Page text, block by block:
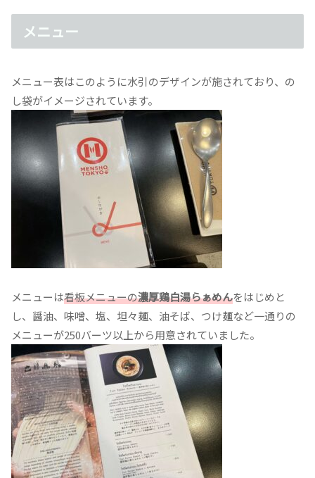
メニュー
メニュー表はこのように水引のデザインが施されており、の
し袋がイメージされています。
メニューは看板メニューの濃厚鶏白湯らぁめんをはじめと
し、醤油、味噌、塩、坦々麺、油そば、つけ麺など一通りの
メニューが250バーツ以上から用意されていました。